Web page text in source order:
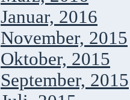
Januar, 2016
November, 2015
Oktober, 2015
September, 2015